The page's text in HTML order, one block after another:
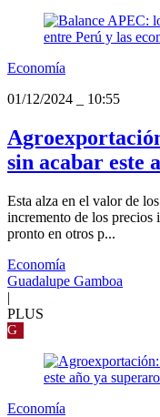
Economía
01/12/2024
10:55
sin acabar este
Esta alza en el valor de
incremento de los precios
pronto en otros p...
Economía
Guadalupe Gamboa
|
PLUS
G
Economía